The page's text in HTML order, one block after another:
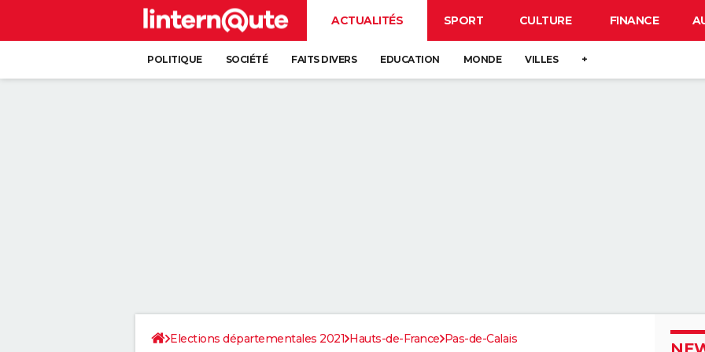
ACTUALITÉS SPORT CULTURE FINANCE
POLITIQUE SOCIÉTÉ FAITS DIVERS EDUCATION MONDE VILLES +
Elections départementales 2021 Hauts-de-France Pas-de-Calais